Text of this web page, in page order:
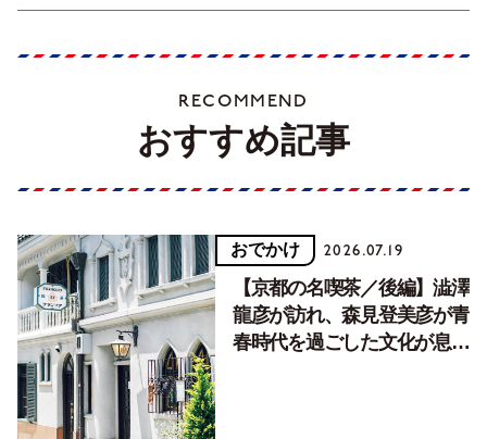
RECOMMEND
おすすめ記事
おでかけ 2026.07.19
【京都の名喫茶／後編】澁澤
龍彦が訪れ、森見登美彦が青
春時代を過ごした文化が息づ